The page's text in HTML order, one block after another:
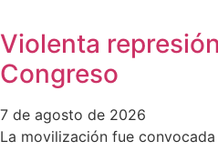
Violenta
Congreso
7 de agosto de 2026
La movilización fue